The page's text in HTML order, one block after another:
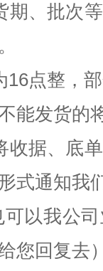
期、批次
点整，
能发货的
收据、底
式通知我
以我公
您回复去